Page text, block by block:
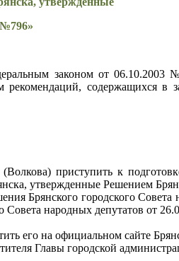
№796»
законом от
содержащихся
приступить к
утвержденные Решением
Брянского городского
Совета народных депутатов от
его на официальном сайте
Главы городской